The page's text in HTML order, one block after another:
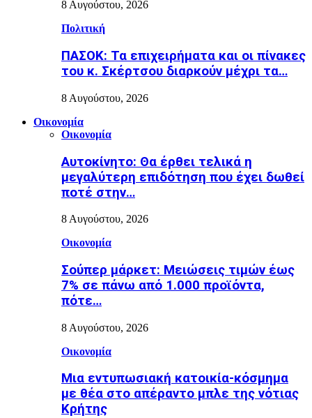
8 Αυγούστου, 2026
Πολιτική
ΠΑΣΟΚ: Τα επιχειρήματα και οι πίνακες
του κ. Σκέρτσου διαρκούν μέχρι τα…
8 Αυγούστου, 2026
Οικονομία
Οικονομία
Αυτοκίνητο: Θα έρθει τελικά η
μεγαλύτερη επιδότηση που έχει δωθεί
ποτέ στην…
8 Αυγούστου, 2026
Οικονομία
Σούπερ μάρκετ: Μειώσεις τιμών έως
7% σε πάνω από 1.000 προϊόντα,
πότε…
8 Αυγούστου, 2026
Οικονομία
Μια εντυπωσιακή κατοικία-κόσμημα
με θέα στο απέραντο μπλε της νότιας
Κρήτης